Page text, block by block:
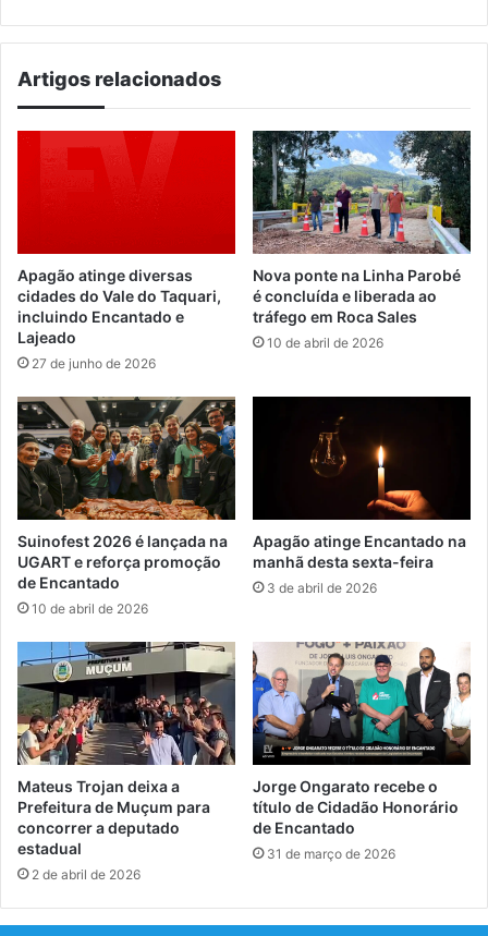
Artigos relacionados
Apagão atinge diversas
cidades do Vale do Taquari,
incluindo Encantado e
Lajeado
27 de junho de 2026
Nova ponte na Linha Parobé
é concluída e liberada ao
tráfego em Roca Sales
10 de abril de 2026
Suinofest 2026 é lançada na
UGART e reforça promoção
de Encantado
10 de abril de 2026
Apagão atinge Encantado na
manhã desta sexta-feira
3 de abril de 2026
Mateus Trojan deixa a
Prefeitura de Muçum para
concorrer a deputado
estadual
2 de abril de 2026
Jorge Ongarato recebe o
título de Cidadão Honorário
de Encantado
31 de março de 2026